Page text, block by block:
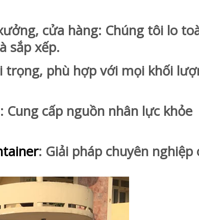
cửa hàng: Chúng tôi lo
sắp xếp.
phù hợp với mọi khối
cấp nguồn nhân lực khỏe
: Giải pháp chuyên nghiệp